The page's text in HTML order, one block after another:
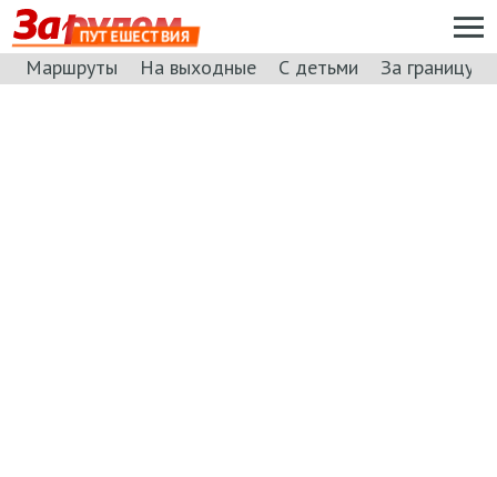
ПУТЕШЕСТВИЯ
Маршруты На выходные С детьми За границу